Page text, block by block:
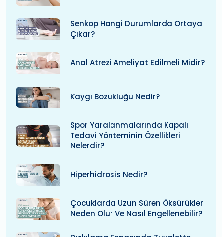
Senkop Hangi Durumlarda Ortaya
Çıkar?
Anal Atrezi Ameliyat Edilmeli Midir?
Kaygı Bozukluğu Nedir?
Spor Yaralanmalarında Kapalı
Tedavi Yönteminin Özellikleri
Nelerdir?
Hiperhidrosis Nedir?
Çocuklarda Uzun Süren Öksürükler
Neden Olur Ve Nasıl Engellenebilir?